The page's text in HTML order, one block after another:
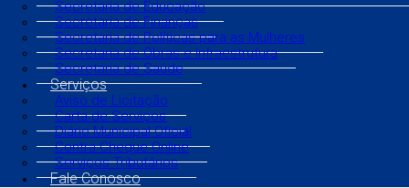
Secretaria de Educação
Secretaria de Finanças
Secretaria de Políticas para as Mulheres
Secretaria de Obras e Infraestrutura
Secretaria de Saúde
Serviços
Aviso de Licitação
Carta de Serviços
Diário Municipal Oficial
Contra Cheque Online
Serviços Tributários
Fale Conosco